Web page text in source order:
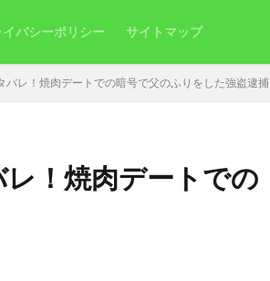
イバシーポリシー サイトマップ
バレ！焼肉デートでの暗号で父のふりをした強盗逮捕
レ！焼肉デートでの